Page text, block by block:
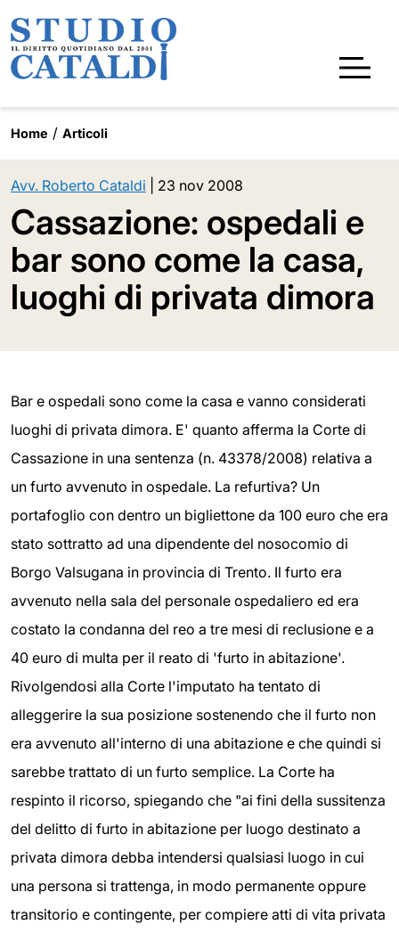
Home Articoli
Avv. Roberto Cataldi 23 nov 2008
Cassazione: ospedali e
bar sono come la casa,
luoghi di privata dimora
Bar e ospedali sono come la casa e vanno considerati
luoghi di privata dimora. E' quanto afferma la Corte di
Cassazione in una sentenza (n. 43378/2008) relativa a
un furto avvenuto in ospedale. La refurtiva? Un
portafoglio con dentro un bigliettone da 100 euro che era
stato sottratto ad una dipendente del nosocomio di
Borgo Valsugana in provincia di Trento. Il furto era
avvenuto nella sala del personale ospedaliero ed era
costato la condanna del reo a tre mesi di reclusione e a
40 euro di multa per il reato di 'furto in abitazione'.
Rivolgendosi alla Corte l'imputato ha tentato di
alleggerire la sua posizione sostenendo che il furto non
era avvenuto all'interno di una abitazione e che quindi si
sarebbe trattato di un furto semplice. La Corte ha
respinto il ricorso, spiegando che "ai fini della sussitenza
del delitto di furto in abitazione per luogo destinato a
privata dimora debba intendersi qualsiasi luogo in cui
una persona si trattenga, in modo permanente oppure
transitorio e contingente, per compiere atti di vita privata